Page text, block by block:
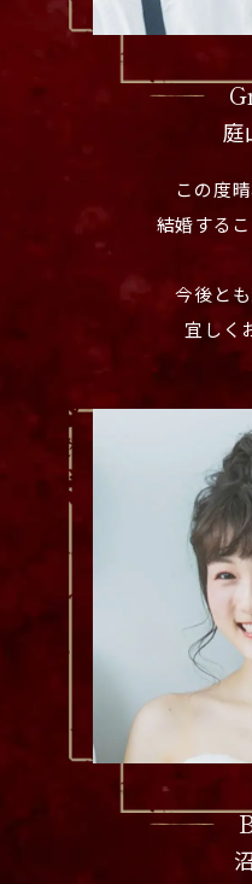
庭
この度
結婚する
今後と
宜しく